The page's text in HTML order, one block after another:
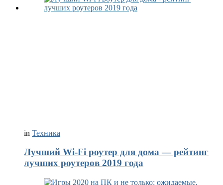
in Техника
Лучший Wi-Fi роутер для дома — рейтинг
лучших роутеров 2019 года